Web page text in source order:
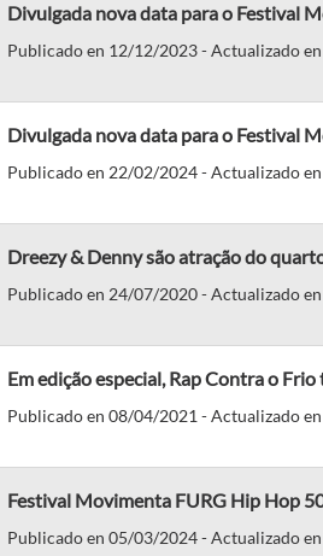
Divulgada nova data para o Festival
Publicado en 12/12/2023 - Actualizado
Divulgada nova data para o Festival
Publicado en 22/02/2024 - Actualizado
Dreezy & Denny são atração do
Publicado en 24/07/2020 - Actualizado
Em edição especial, Rap Contra o
Publicado en 08/04/2021 - Actualizado
Festival Movimenta FURG Hip Hop
Publicado en 05/03/2024 - Actualizado